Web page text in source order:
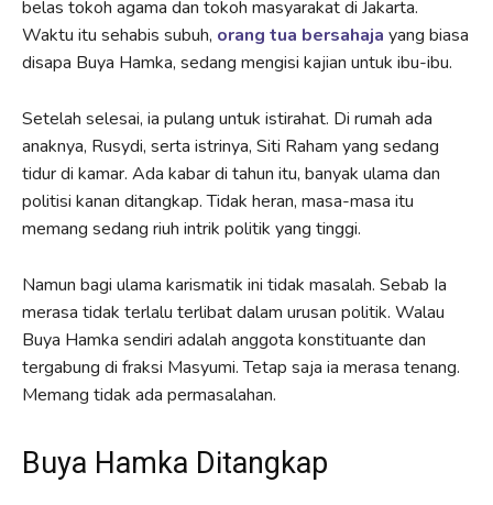
belas tokoh agama dan tokoh masyarakat di Jakarta.
Waktu itu sehabis subuh, orang tua bersahaja yang biasa
disapa Buya Hamka, sedang mengisi kajian untuk ibu-ibu.
Setelah selesai, ia pulang untuk istirahat. Di rumah ada
anaknya, Rusydi, serta istrinya, Siti Raham yang sedang
tidur di kamar. Ada kabar di tahun itu, banyak ulama dan
politisi kanan ditangkap. Tidak heran, masa-masa itu
memang sedang riuh intrik politik yang tinggi.
Namun bagi ulama karismatik ini tidak masalah. Sebab Ia
merasa tidak terlalu terlibat dalam urusan politik. Walau
Buya Hamka sendiri adalah anggota konstituante dan
tergabung di fraksi Masyumi. Tetap saja ia merasa tenang.
Memang tidak ada permasalahan.
Buya Hamka Ditangkap